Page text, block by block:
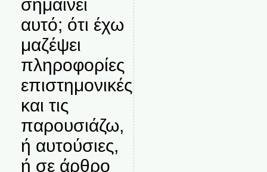
σημαίνει
αυτό; ότι έχω
μαζέψει
πληροφορίες
επιστημονικές
και τις
παρουσιάζω,
ή αυτούσιες,
ή σε άρθρο